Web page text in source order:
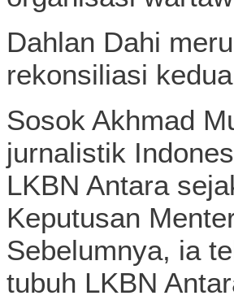
Dahlan Dahi
rekonsiliasi
Sosok Akhmad
jurnalistik
LKBN Antara
Keputusan
Sebelumnya, ia
tubuh LKBN